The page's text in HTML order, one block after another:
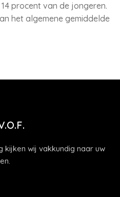
procent van de jongeren.
het algemene gemiddelde
kijken wij vakkundig naar uw